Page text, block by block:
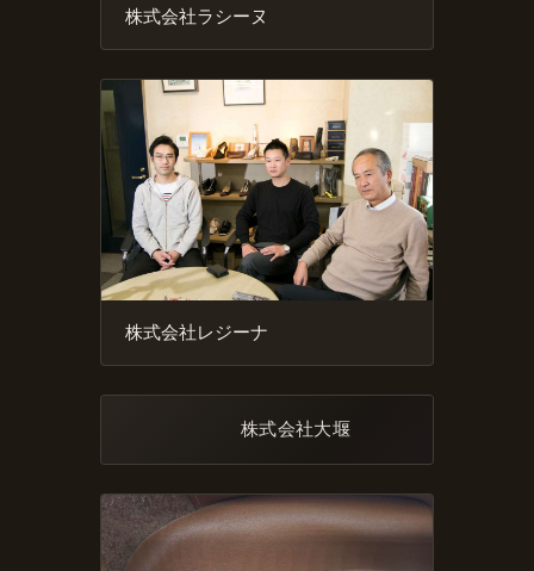
株式会社ラシーヌ
株式会社レジーナ
株式会社大堰